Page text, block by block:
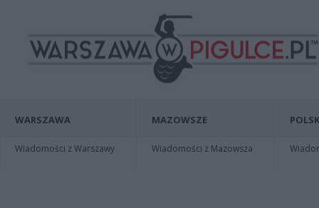
WARSZAWA
Wiadomości z Warszawy
MAZOWSZE
Wiadomości z Mazowsza